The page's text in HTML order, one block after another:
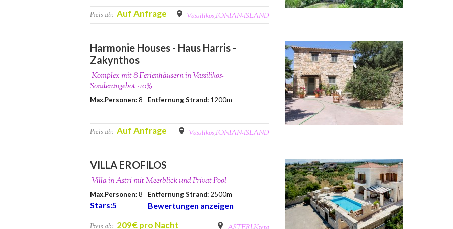
Preis ab: Auf Anfrage Vassilikos,IONIAN-ISLAND
Harmonie Houses - Haus Harris -
Zakynthos
Komplex mit 8 Ferienhäusern in Vassilikos-
Sonderangebot -10%
Max.Personen:8 Entfernung Strand: 1200m
Preis ab: Auf Anfrage Vasslikos,IONIAN-ISLAND
VILLA EROFILOS
Villa in Astri mit Meerblick und Privat Pool
Max.Personen:8 Entfernung Strand: 2500m
Stars:5 Bewertungen anzeigen
Preis ab: 209€ pro Nacht